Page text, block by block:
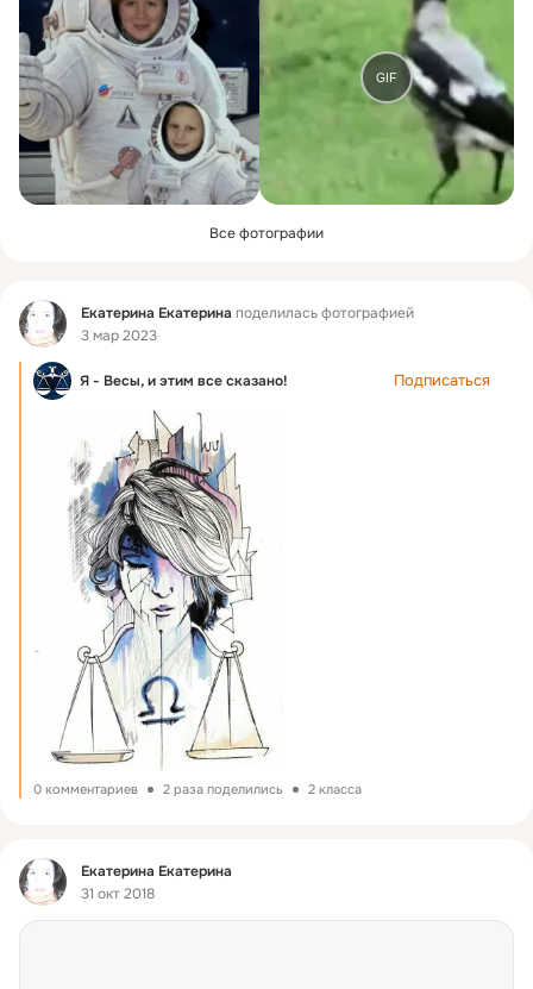
GIF
Все фотографии
Фид Екатерина Екатерина поделилась фотографией
3 мар 2023
Я - Весы, и этим все сказано! Подписаться
0 комментариев 2 раза поделились 2 класса
Фид
Екатерина Екатерина
31 окт 2018